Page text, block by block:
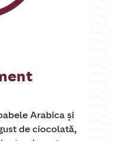
Arabica și
de ciocolată,